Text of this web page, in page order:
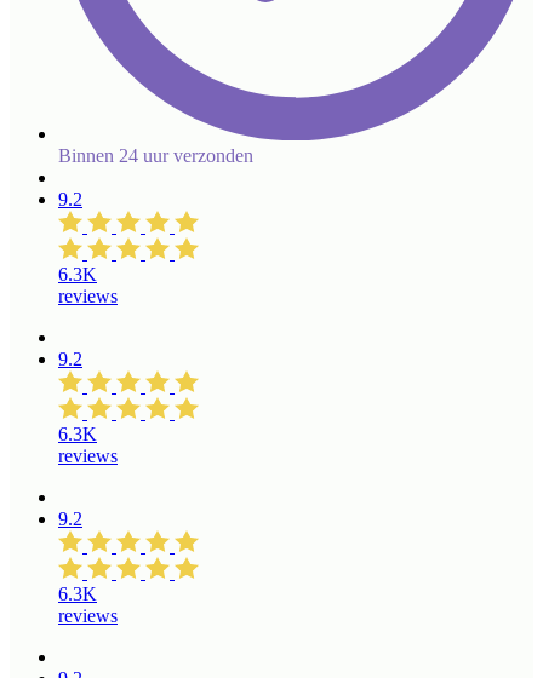
Binnen 24 uur verzonden
9.2
6.3K
reviews
9.2
6.3K
reviews
9.2
6.3K
reviews